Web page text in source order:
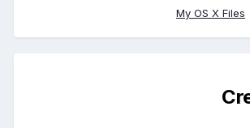
My OS X Files